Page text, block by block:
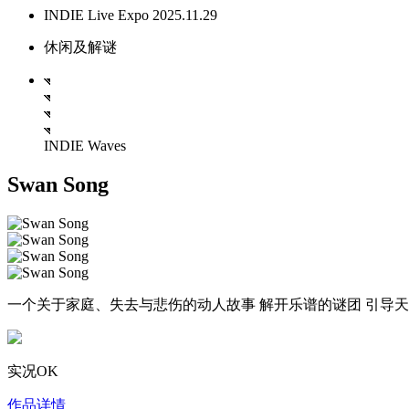
INDIE Live Expo 2025.11.29
休闲及解谜
INDIE Waves
Swan Song
一个关于家庭、失去与悲伤的动人故事 解开乐谱的谜团 引导
实况OK
作品详情